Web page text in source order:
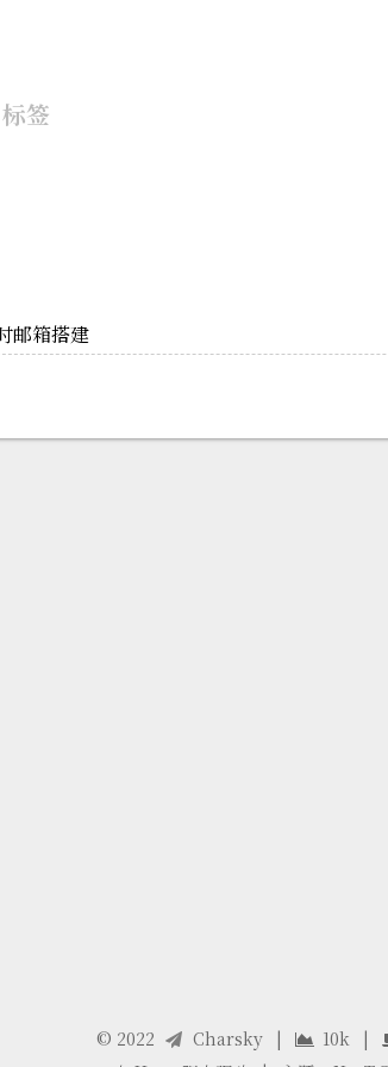
标签
邮箱搭建
© 2022 Charsky | 10k
|